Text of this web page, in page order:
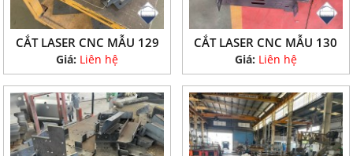
CẮT LASER CNC MẪU 129
Giá: Liên hệ
CẮT LASER CNC MẪU 130
Giá: Liên hệ